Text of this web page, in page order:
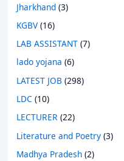
Jharkhand (3)
KGBV (16)
LAB ASSISTANT (7)
lado yojana (6)
LATEST JOB (298)
LDC (10)
LECTURER (22)
Literature and Poetry (3)
Madhya Pradesh (2)